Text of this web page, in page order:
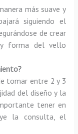
más suave y
siguiendo el
de crear
forma del vello
tomar entre 2 y 3
del diseño y la
tener en
la consulta, el